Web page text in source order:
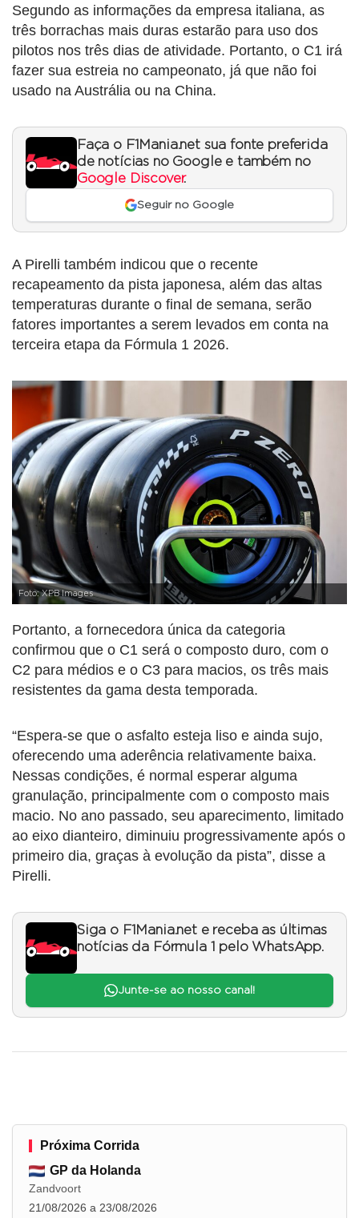
Segundo as informações da empresa italiana, as
três borrachas mais duras estarão para uso dos
pilotos nos três dias de atividade. Portanto, o C1 irá
fazer sua estreia no campeonato, já que não foi
usado na Austrália ou na China.
Faça o F1Mania.net sua fonte preferida
de notícias no Google e também no
Google Discover.
Seguir no Google
A Pirelli também indicou que o recente
recapeamento da pista japonesa, além das altas
temperaturas durante o final de semana, serão
fatores importantes a serem levados em conta na
terceira etapa da Fórmula 1 2026.
Foto: XPB Images
Portanto, a fornecedora única da categoria
confirmou que o C1 será o composto duro, com o
C2 para médios e o C3 para macios, os três mais
resistentes da gama desta temporada.
“Espera-se que o asfalto esteja liso e ainda sujo,
oferecendo uma aderência relativamente baixa.
Nessas condições, é normal esperar alguma
granulação, principalmente com o composto mais
macio. No ano passado, seu aparecimento, limitado
ao eixo dianteiro, diminuiu progressivamente após o
primeiro dia, graças à evolução da pista”, disse a
Pirelli.
Siga o F1Mania.net e receba as últimas
notícias da Fórmula 1 pelo WhatsApp.
Junte-se ao nosso canal!
Próxima Corrida
GP da Holanda
Zandvoort
21/08/2026 a 23/08/2026